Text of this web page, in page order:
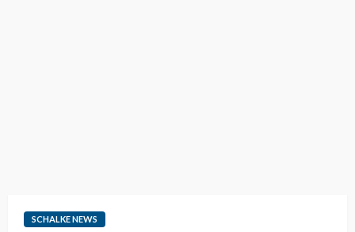
SCHALKE NEWS